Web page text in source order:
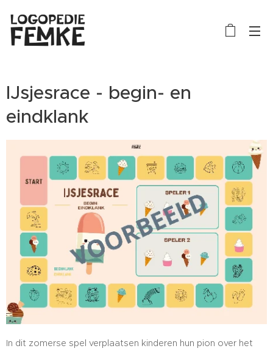
IJsjesrace - begin- en
eindklank
In dit zomerse spel verplaatsen kinderen hun pion over het